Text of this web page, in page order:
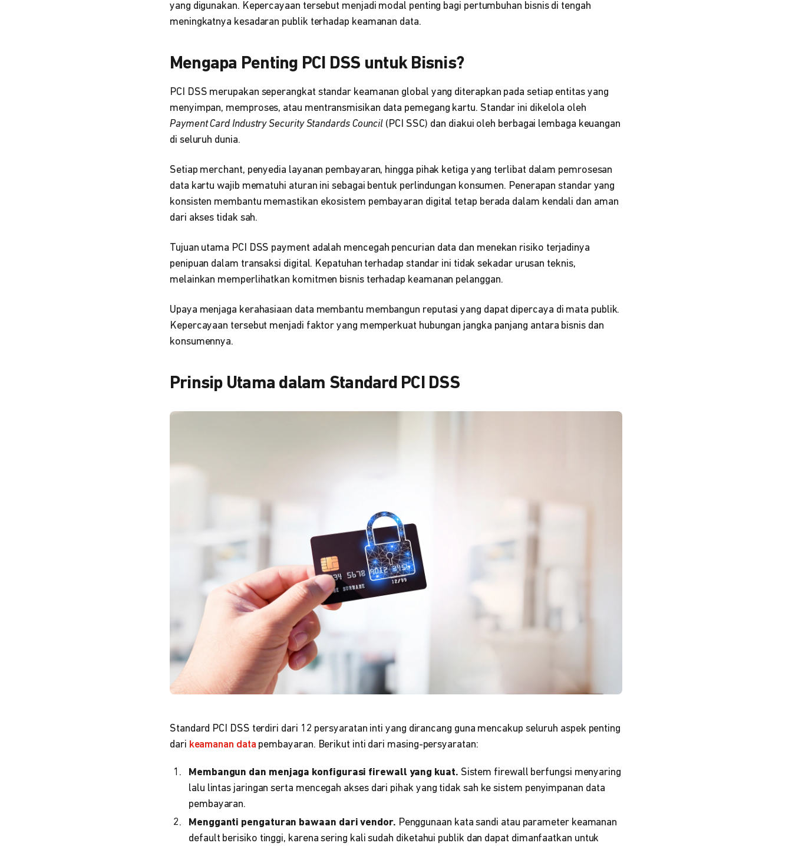
yang digunakan. Kepercayaan tersebut menjadi modal penting bagi pertumbuhan bisnis di tengah
meningkatnya kesadaran publik terhadap keamanan data.
Mengapa Penting PCI DSS untuk Bisnis?
PCI DSS merupakan seperangkat standar keamanan global yang diterapkan pada setiap entitas yang
menyimpan, memproses, atau mentransmisikan data pemegang kartu. Standar ini dikelola oleh
Payment Card Industry Security Standards Council (PCI SSC) dan diakui oleh berbagai lembaga keuangan
di seluruh dunia.
Setiap merchant, penyedia layanan pembayaran, hingga pihak ketiga yang terlibat dalam pemrosesan
data kartu wajib mematuhi aturan ini sebagai bentuk perlindungan konsumen. Penerapan standar yang
konsisten membantu memastikan ekosistem pembayaran digital tetap berada dalam kendali dan aman
dari akses tidak sah.
Tujuan utama PCI DSS payment adalah mencegah pencurian data dan menekan risiko terjadinya
penipuan dalam transaksi digital. Kepatuhan terhadap standar ini tidak sekadar urusan teknis,
melainkan memperlihatkan komitmen bisnis terhadap keamanan pelanggan.
Upaya menjaga kerahasiaan data membantu membangun reputasi yang dapat dipercaya di mata publik.
Kepercayaan tersebut menjadi faktor yang memperkuat hubungan jangka panjang antara bisnis dan
konsumennya.
Prinsip Utama dalam Standard PCI DSS
Standard PCI DSS terdiri dari 12 persyaratan inti yang dirancang guna mencakup seluruh aspek penting
dari keamanan data pembayaran. Berikut inti dari masing-persyaratan:
Membangun dan menjaga konfigurasi firewall yang kuat. Sistem firewall berfungsi menyaring
lalu lintas jaringan serta mencegah akses dari pihak yang tidak sah ke sistem penyimpanan data
pembayaran.
Mengganti pengaturan bawaan dari vendor. Penggunaan kata sandi atau parameter keamanan
default berisiko tinggi, karena sering kali sudah diketahui publik dan dapat dimanfaatkan untuk